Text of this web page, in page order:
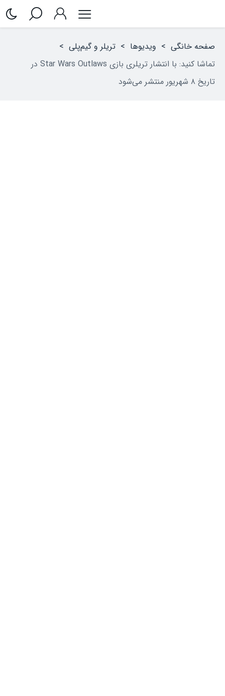
صفحه خانگی > ویدیوها > تریلر و گیم‌پلی >
تماشا کنید: با انتشار تریلری بازی Star Wars Outlaws در
تاریخ ۸ شهریور منتشر می‌شود